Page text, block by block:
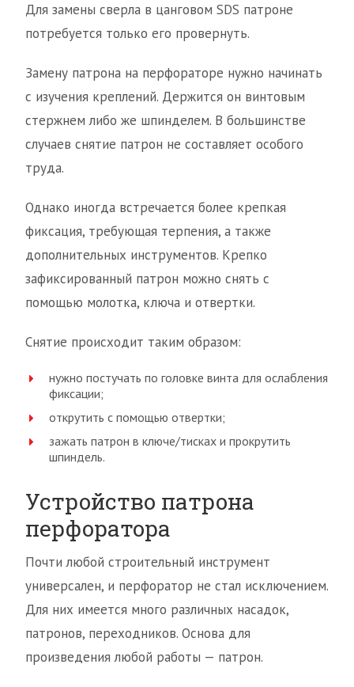
Для замены сверла в цанговом SDS патроне
потребуется только его провернуть.
Замену патрона на перфораторе нужно начинать
с изучения креплений. Держится он винтовым
стержнем либо же шпинделем. В большинстве
случаев снятие патрон не составляет особого
труда.
Однако иногда встречается более крепкая
фиксация, требующая терпения, а также
дополнительных инструментов. Крепко
зафиксированный патрон можно снять с
помощью молотка, ключа и отвертки.
Снятие происходит таким образом:
нужно постучать по головке винта для ослабления
фиксации;
открутить с помощью отвертки;
зажать патрон в ключе/тисках и прокрутить
шпиндель.
Устройство патрона
перфоратора
Почти любой строительный инструмент
универсален, и перфоратор не стал исключением.
Для них имеется много различных насадок,
патронов, переходников. Основа для
произведения любой работы — патрон.